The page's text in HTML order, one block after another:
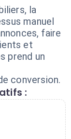
la
manuel
faire
et
prend un
conversion.
: